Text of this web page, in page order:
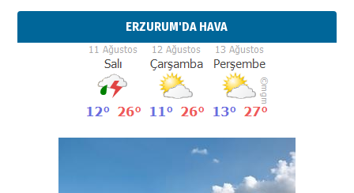
ERZURUM'DA HAVA